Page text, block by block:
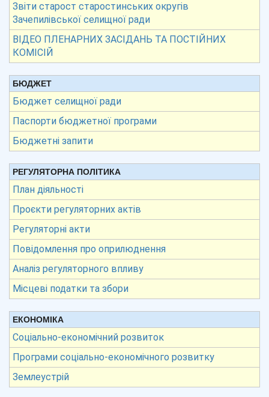
Звіти старост старостинських округів
Зачепилівської селищної ради
ВІДЕО ПЛЕНАРНИХ ЗАСІДАНЬ ТА ПОСТІЙНИХ
КОМІСІЙ
БЮДЖЕТ
Бюджет селищної ради
Паспорти бюджетної програми
Бюджетні запити
РЕГУЛЯТОРНА ПОЛІТИКА
План діяльності
Проєкти регуляторних актів
Регуляторні акти
Повідомлення про оприлюднення
Аналіз регуляторного впливу
Місцеві податки та збори
ЕКОНОМІКА
Соціально-економічний розвиток
Програми соціально-економічного розвитку
Землеустрій